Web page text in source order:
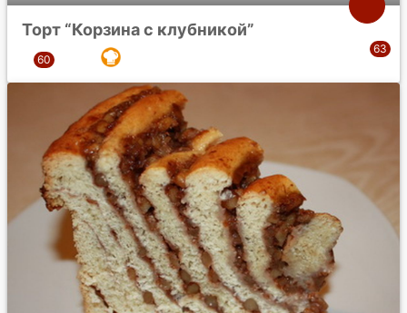
Торт “Корзина с клубникой”